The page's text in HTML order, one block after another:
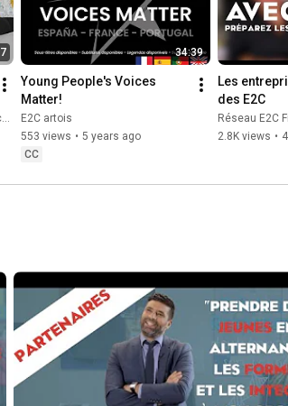
34:39
Young People's Voices
Matter!
E2C artois
553 views • 5 years ago
CC
Les
des E2C
Réseau E2C
2.8K views •